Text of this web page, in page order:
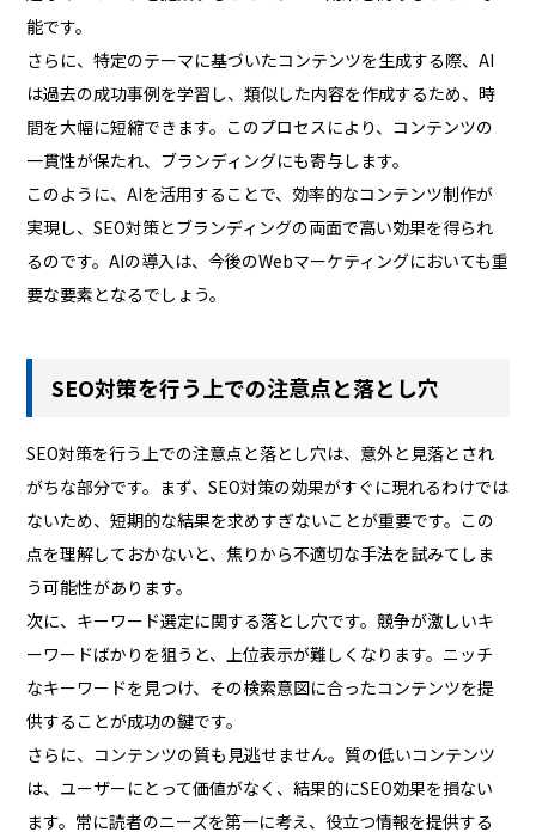
能です。
さらに、特定のテーマに基づいたコンテンツを生成する際、AI
は過去の成功事例を学習し、類似した内容を作成するため、時
間を大幅に短縮できます。このプロセスにより、コンテンツの
一貫性が保たれ、ブランディングにも寄与します。
このように、AIを活用することで、効率的なコンテンツ制作が
実現し、SEO対策とブランディングの両面で高い効果を得られ
るのです。AIの導入は、今後のWebマーケティングにおいても重
要な要素となるでしょう。
SEO対策を行う上での注意点と落とし穴
SEO対策を行う上での注意点と落とし穴は、意外と見落とされ
がちな部分です。まず、SEO対策の効果がすぐに現れるわけでは
ないため、短期的な結果を求めすぎないことが重要です。この
点を理解しておかないと、焦りから不適切な手法を試みてしま
う可能性があります。
次に、キーワード選定に関する落とし穴です。競争が激しいキ
ーワードばかりを狙うと、上位表示が難しくなります。ニッチ
なキーワードを見つけ、その検索意図に合ったコンテンツを提
供することが成功の鍵です。
さらに、コンテンツの質も見逃せません。質の低いコンテンツ
は、ユーザーにとって価値がなく、結果的にSEO効果を損ない
ます。常に読者のニーズを第一に考え、役立つ情報を提供する